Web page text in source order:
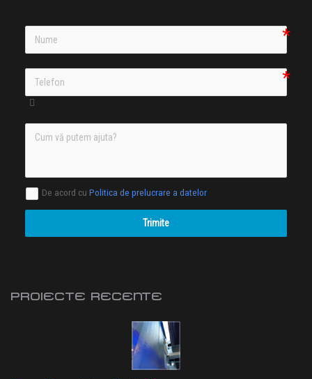
De acord cu Politica de prelucrare a datelor
Trimite
PROIECTE RECENTE